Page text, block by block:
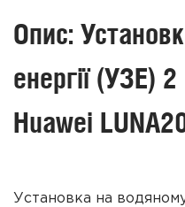
Опис:
енергії (УЗЕ)
Huawei
Установка на